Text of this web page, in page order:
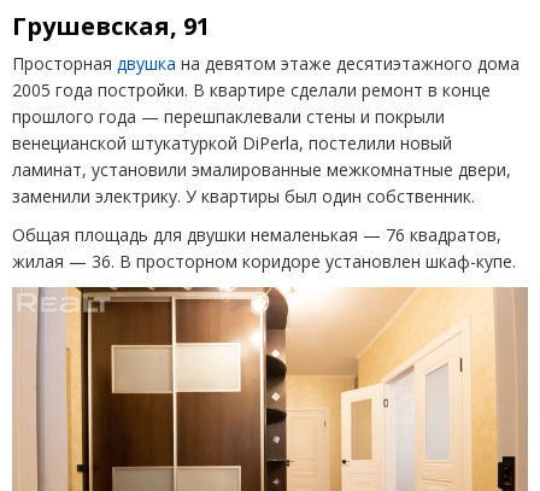
Грушевская, 91
Просторная двушка на девятом этаже десятиэтажного дома
2005 года постройки. В квартире сделали ремонт в конце
прошлого года — перешпаклевали стены и покрыли
венецианской штукатуркой DiPerla, постелили новый
ламинат, установили эмалированные межкомнатные двери,
заменили электрику. У квартиры был один собственник.
Общая площадь для двушки немаленькая — 76 квадратов,
жилая — 36. В просторном коридоре установлен шкаф-купе.